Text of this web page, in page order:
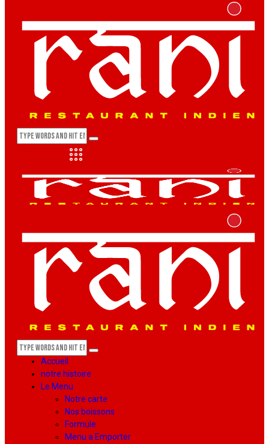
Accueil
notre histoire
Le Menu
Notre carte
Nos boissons
Formule
Menu a Emporter